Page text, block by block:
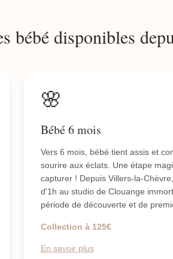
bébé disponibles
🌸
Bébé 6 mois
Vers 6 mois, bébé tient assis et
sourire aux éclats. Une étape
capturer ! Depuis Villers-la-
d'1h au studio de Clouange
période de découverte et de
Collection à 125€
En savoir plus